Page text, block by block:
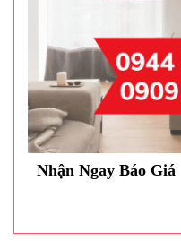
Nhận Ngay Báo Giá